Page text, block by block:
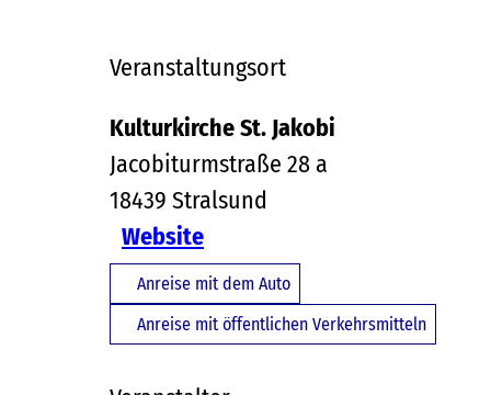
Veranstaltungsort
Kulturkirche St. Jakobi
Jacobiturmstraße 28 a
18439 Stralsund
Website
Anreise mit dem Auto
Anreise mit öffentlichen Verkehrsmitteln